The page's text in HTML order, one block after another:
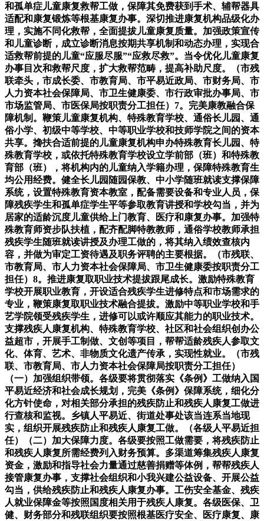
和孤单症儿童康复救帮工做，保障其免费获到手术、辅帮器具
适配和康复锻炼等根基康复办事。深切推进康复机构品级化办
理，实施不同化救帮，全面提拔儿童康复质量。加强政策宣传
和儿童诊断，成立诊断消息按期共享机制和动态办理，实现合
适救帮前提的儿童“应服尽服”“应救尽救”。当令优化儿童康复
办事目次和救帮尺度，扩大救帮范畴，提高补助尺度。（市残
联牵头，市成长委、市教育局、市平易近政局、市财务局、市
人力资本社会保障局、市卫生健康委、市行政审批办事局、市
市场监管局、市医保局按职责分工担任）7。完美康教融合保
障机制。鞭策儿童康复机构、特殊教育学校、通俗长儿园、通
俗小学、初级中等学校、中等职业学校和技师学院之间的资本
共享。搀扶合适前提的儿童康复机构申办特殊教育长儿园、特
殊教育学校，或依托特殊教育学校设立学前部（班）和特殊教
育部（班），将机构内的儿童纳入学籍办理，保障特殊教育生
均公用经费。健全长儿园随园保教、中小学随班就读支撑保障
系统，设置特殊教育资本教室，配备需要设备和专业人员，保
障残疾学生和孤单症学生平等参取教育讲授和学校勾当，并为
居家的适龄沉度儿童供给上门教育、医疗和康复办事。加强特
殊教育师资步队扶植，配齐配脚特教教师，通俗学校教师承担
残疾学生随班就读讲授及办理工做的，将其纳入绩效查核内
容，并做为审定工资待遇及职务评聘的主要根据。（市残联、
市教育局、市人力资本社会保障局、市卫生健康委按职责分工
担任）8。推进康复取职业技术提拔跟尾成长。激励特殊教育
学校开展职业教育，开设适合残疾学生进修特点和市场需求的
专业，鞭策康复取职业技术融合提拔。激励中等职业学校和手
艺学院领受残疾学生，进修可以或许顺应其能力的职业技术。
支撑残疾人康复机构、特殊教育学校、社区和社会组织创办公
益超市，开展手工制做、文创等项目，帮帮适龄残疾人参取文
化、体育、艺术、非物质文化遗产传承，实现性就业。（市残
联、市教育局、市人力资本社会保障局按职责分工担任）
（一）加强组织带领。各级要将贯彻落实《条例》工做纳入国
平易近经济和社会成长规划，完美《条例》保障系统，细化分
化方针使命，对相关部分承担的残疾防止和残疾人康复工做进
行查核和监视。乡镇人平易近、街道处事处该当连系当地现
实，组织开展残疾防止和残疾人康复工做。（各级人平易近担
任）（二）加大保障力度。各级要按照工做需要，将残疾防止
和残疾人康复所需经费列入财务预算。多渠道筹集残疾人康复
资金，激励和指导社会力量通过慈善捐赠等体例，帮帮残疾人
接管康复办事，支撑社会组织和小我兴建公益设备、开展公益
勾当，供给残疾防止和残疾人康复办事。工伤安全基金、残疾
人就业保障金等按照国度相关用于残疾人康复。各级医保、卫
健、财务部分和残联组织要按照根基医疗安全、医疗康复、康